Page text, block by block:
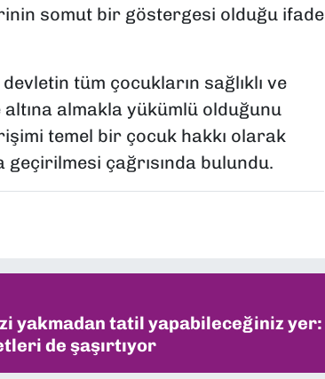
somut bir göstergesi olduğu ifade
tüm çocukların sağlıklı ve
altına almakla yükümlü olduğunu
temel bir çocuk hakkı olarak
çağrısında bulundu.
yakmadan tatil yapabileceğiniz yer:
de şaşırtıyor